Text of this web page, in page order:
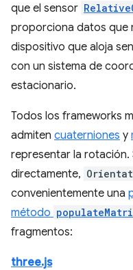
que el sensor
proporciona datos que
dispositivo que aloja
con un sistema de
estacionario.
Todos los frameworks
admiten cuaterniones y
representar la rotación.
directamente,
convenientemente una
método
fragmentos:
three.js